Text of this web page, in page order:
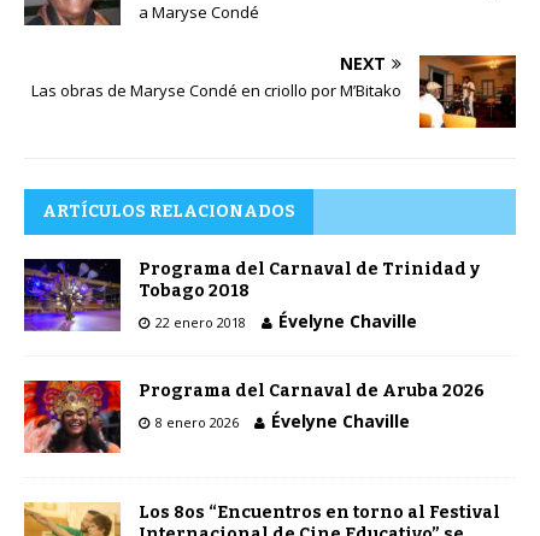
a Maryse Condé
NEXT
Las obras de Maryse Condé en criollo por M’Bitako
ARTÍCULOS RELACIONADOS
Programa del Carnaval de Trinidad y
Tobago 2018
22 enero 2018 Évelyne Chaville
Programa del Carnaval de Aruba 2026
8 enero 2026 Évelyne Chaville
Los 8os “Encuentros en torno al Festival